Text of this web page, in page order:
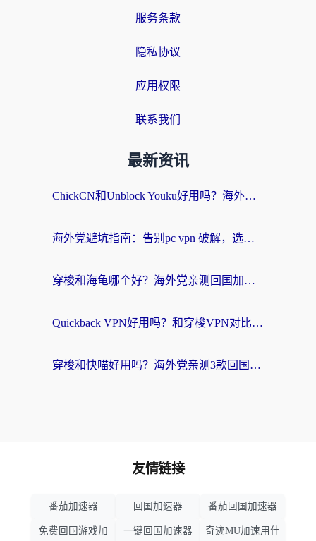
服务条款
隐私协议
应用权限
联系我们
最新资讯
ChickCN和Unblock Youku好用吗？海外党亲测3款回国加速器，附iOS免费选择指南
海外党避坑指南：告别pc vpn 破解，选对回国加速器轻松访问国内资源
穿梭和海龟哪个好？海外党亲测回国加速器，附电脑免费VPN推荐
Quickback VPN好用吗？和穿梭VPN对比哪个回国效果更好？海外党必看的真实测评与选择指南
穿梭和快喵好用吗？海外党亲测3款回国加速器，附日本回国VPN避坑指南
友情链接
番茄加速器 回国加速器 番茄回国加速器
免费回国游戏加 一键回国加速器 奇迹MU加速用什